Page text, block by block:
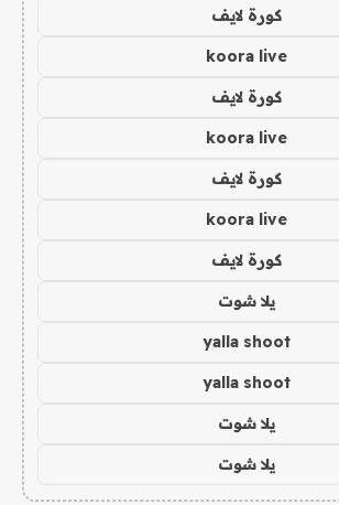
كورة لايف
koora live
كورة لايف
koora live
كورة لايف
koora live
كورة لايف
يلا شوت
yalla shoot
yalla shoot
يلا شوت
يلا شوت